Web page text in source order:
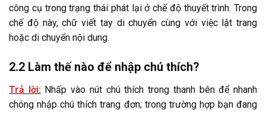
công cụ trong trạng thái phát lại ở chế độ thuyết trình. Trong
chế độ này, chữ viết tay di chuyển cùng với việc lật trang
hoặc di chuyển nội dung.
2.2 Làm thế nào để nhập chú thích?
Trả lời:Nhấp vào nút chú thích trong thanh bên để nhanh
chóng nhập chú thích trang đơn; trong trường hợp bạn đang